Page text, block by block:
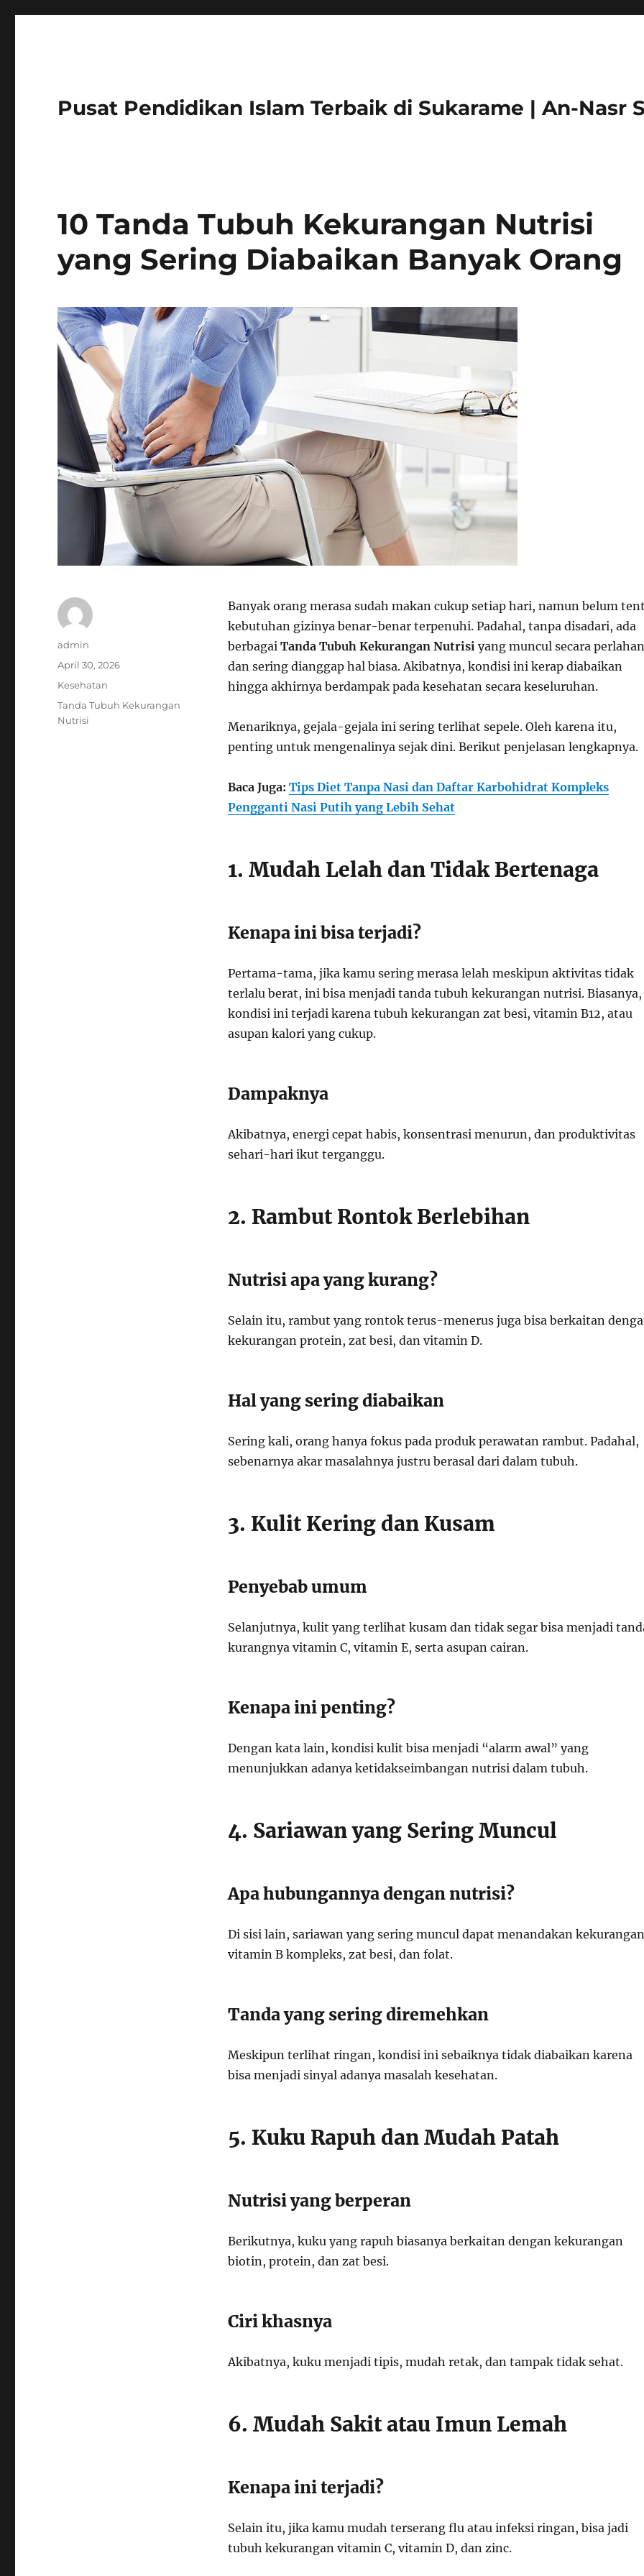
Pusat Pendidikan Islam Terbaik di Sukarame | An-Nasr
10 Tanda Tubuh Kekurangan Nutrisi
yang Sering Diabaikan Banyak Orang
Banyak orang merasa sudah makan cukup setiap hari, namun belum
kebutuhan gizinya benar-benar terpenuhi. Padahal, tanpa disadari, ada
berbagai Tanda Tubuh Kekurangan Nutrisiyang muncul secara perlahan
dan sering dianggap hal biasa. Akibatnya, kondisi ini kerap diabaikan
hingga akhirnya berdampak pada kesehatan secara keseluruhan.
Menariknya, gejala-gejala ini sering terlihat sepele. Oleh karena itu,
penting untuk mengenalinya sejak dini. Berikut penjelasan lengkapnya.
Baca Juga: Tips Diet Tanpa Nasi dan Daftar Karbohidrat Kompleks
Pengganti Nasi Putih yang Lebih Sehat
1. Mudah Lelah dan Tidak Bertenaga
Kenapa ini bisa terjadi?
Pertama-tama, jika kamu sering merasa lelah meskipun aktivitas tidak
terlalu berat, ini bisa menjadi tanda tubuh kekurangan nutrisi. Biasanya,
kondisi ini terjadi karena tubuh kekurangan zat besi, vitamin B12, atau
asupan kalori yang cukup.
Dampaknya
Akibatnya, energi cepat habis, konsentrasi menurun, dan produktivitas
sehari-hari ikut terganggu.
2. Rambut Rontok Berlebihan
Nutrisi apa yang kurang?
Selain itu, rambut yang rontok terus-menerus juga bisa berkaitan
kekurangan protein, zat besi, dan vitamin D.
Hal yang sering diabaikan
Sering kali, orang hanya fokus pada produk perawatan rambut. Padahal,
sebenarnya akar masalahnya justru berasal dari dalam tubuh.
3. Kulit Kering dan Kusam
Penyebab umum
Selanjutnya, kulit yang terlihat kusam dan tidak segar bisa menjadi
kurangnya vitamin C, vitamin E, serta asupan cairan.
Kenapa ini penting?
Dengan kata lain, kondisi kulit bisa menjadi “alarm awal” yang
menunjukkan adanya ketidakseimbangan nutrisi dalam tubuh.
4. Sariawan yang Sering Muncul
Apa hubungannya dengan nutrisi?
Di sisi lain, sariawan yang sering muncul dapat menandakan kekurangan
vitamin B kompleks, zat besi, dan folat.
Tanda yang sering diremehkan
Meskipun terlihat ringan, kondisi ini sebaiknya tidak diabaikan karena
bisa menjadi sinyal adanya masalah kesehatan.
5. Kuku Rapuh dan Mudah Patah
Nutrisi yang berperan
Berikutnya, kuku yang rapuh biasanya berkaitan dengan kekurangan
biotin, protein, dan zat besi.
Ciri khasnya
Akibatnya, kuku menjadi tipis, mudah retak, dan tampak tidak sehat.
6. Mudah Sakit atau Imun Lemah
Kenapa ini terjadi?
Selain itu, jika kamu mudah terserang flu atau infeksi ringan, bisa jadi
tubuh kekurangan vitamin C, vitamin D, dan zinc.
Author
admin
Posted
April 30, 2026
Categories
Kesehatan
Tags
Tanda Tubuh Kekurangan
Nutrisi